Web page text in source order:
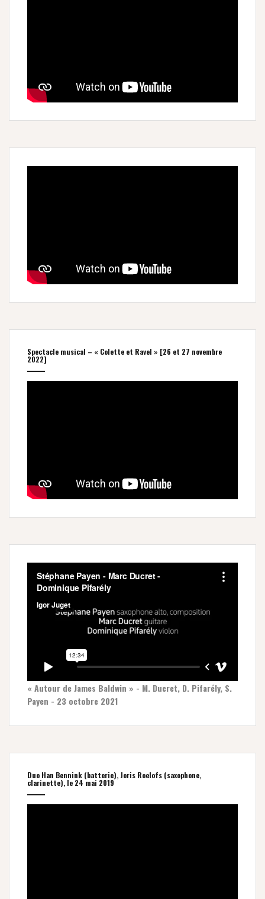
Spectacle musical – « Colette et Ravel » [26 et 27 novembre
2022]
« Autour de James Baldwin » - M. Ducret, D. Pifarély, S.
Payen - 23 octobre 2021
Duo Han Bennink (batterie), Joris Roelofs (saxophone,
clarinette), le 24 mai 2019